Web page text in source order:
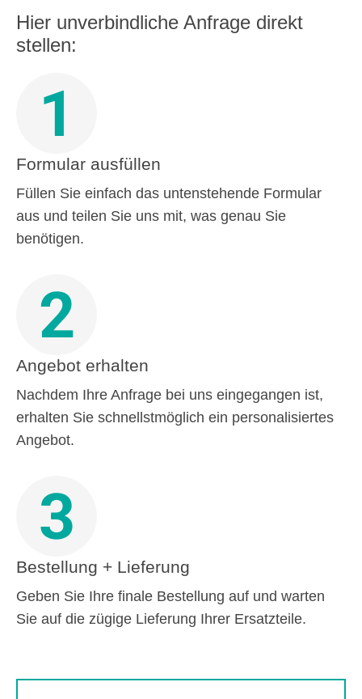
Hier unverbindliche Anfrage direkt
stellen:
1
Formular ausfüllen
Füllen Sie einfach das untenstehende Formular
aus und teilen Sie uns mit, was genau Sie
benötigen.
2
Angebot erhalten
Nachdem Ihre Anfrage bei uns eingegangen ist,
erhalten Sie schnellstmöglich ein personalisiertes
Angebot.
3
Bestellung + Lieferung
Geben Sie Ihre finale Bestellung auf und warten
Sie auf die zügige Lieferung Ihrer Ersatzteile.